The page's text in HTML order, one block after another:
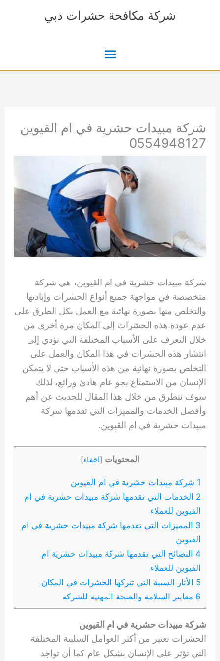
شركة مكافحة حشرات دبي
القائمة
شركة مبيدات حشرية في ام القيوين
0554948127
شركة مبيدات حشرية في ام القيوين، هي شركة
متخصصة في مواجهة جميع أنواع الحشرات وإبادتها
والتخلص منها بصورة نهائية مع العمل بكل الطرق على
عدم عودة هذه الحشرات إلى المكان مرة أخرى من
خلال التعرف على الأسباب المختلفة التي تؤدي إلى
انتشار هذه الحشرات في هذا المكان والعمل على
التخلص بصورة نهائية من هذه الأسباب حتى لا يتمكن
الإنسان من الاستمتاع بجو عام هادئ ورائع، لذلك
سوف نتطرق من خلال هذا المقال للحديث عن أهم
وأفضل الخدمات والمميزات التي تقدمها شركة
مبيدات حشرية في ام القيوين.
المحتويات [اخفاء]
1 شركة مبيدات حشرية في ام القيوين
2 الخدمات التي تقدمها شركة مبيدات حشرية في ام
القيوين للعملاء
3 المميزات التي تقدمها شركة مبيدات حشرية في ام
القيوين
4 النصائح التي تقدمها شركة مبيدات حشرية ام
القيوين للعملاء
5 الأثار السبية التي تتركها الحشرات في المكان
6 معايير السلامة والصحة المهنية للشركة
شركة مبيدات حشرية في ام القيوين
الحشرات تعتبر من أكثر العوامل السلبية المختلفة
التي تؤثر على الإنسان بشكل عام كما أن تواجد